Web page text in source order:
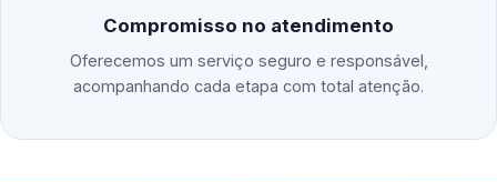
Compromisso no atendimento
Oferecemos um serviço seguro e responsável,
acompanhando cada etapa com total atenção.